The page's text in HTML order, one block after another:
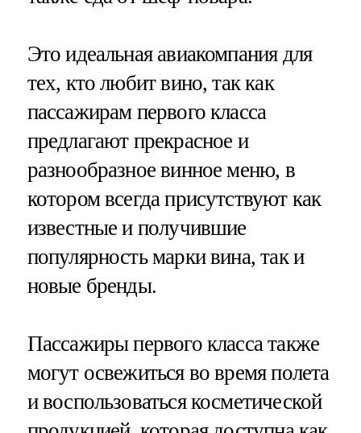
Это идеальная авиакомпания для
тех, кто любит вино, так как
пассажирам первого класса
предлагают прекрасное и
разнообразное винное меню, в
котором всегда присутствуют как
известные и получившие
популярность марки вина, так и
новые бренды.
Пассажиры первого класса также
могут освежиться во время полета
и воспользоваться косметической